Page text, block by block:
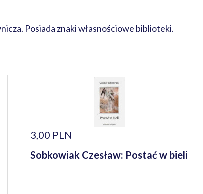
Posiada znaki własnościowe biblioteki.
3,00 PLN
Sobkowiak Czesław: Postać w bieli